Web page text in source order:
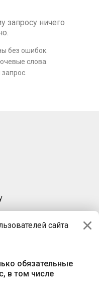
сайта
обязательные
в том числе
ничего
без ошибок.
слова.
БАЙ»
пр-т Независимости